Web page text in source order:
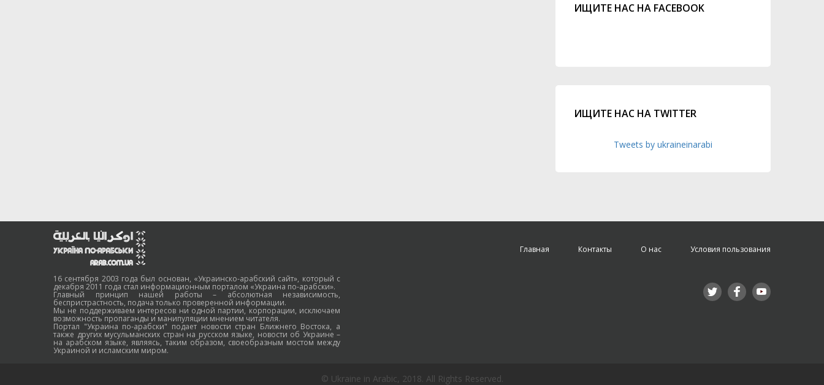
ИЩИТЕ НАС НА FACEBOOK
ИЩИТЕ НАС НА TWITTER
Tweets by ukraineinarabi
16 сентября 2003 года был основан, «Украинско-арабский сайт», который с
декабря 2011 года стал информационным порталом «Украина по-арабски».
Главный принцип нашей работы – абсолютная независимость,
беспристрастность, подача только проверенной информации.
Мы не поддерживаем интересов ни одной партии, корпорации, исключаем
возможность пропаганды и манипуляции мнением читателя.
Портал "Украина по-арабски" подает новости стран Ближнего Востока, а
также других мусульманских стран на русском языке, новости об Украине –
на арабском языке, являясь, таким образом, своеобразным мостом между
Украиной и исламским миром.
Главная Контакты О нас Условия пользования
© Ukraine in Arabic, 2018. All Rights Reserved.